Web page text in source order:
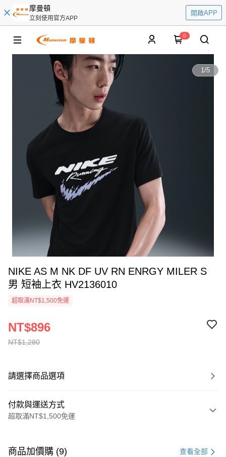
摩曼頓
立刻使用官方APP
開啟APP
0
1/5
NIKE AS M NK DF UV RN ENRGY MILER S
男 短袖上衣 HV2136010
超取滿NT$1,500免運
NT$1,280
NT$896
請選擇商品選項
付款與運送方式
超取滿NT$1,500免運
信用卡一次付款
商品加價購 (9) 查看全部